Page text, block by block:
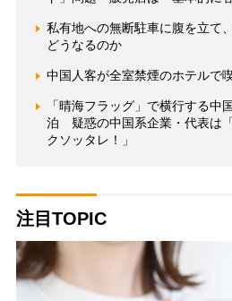
私有地への無断駐車に腹を立て
どうなるのか
中国人客が全室禁煙のホテルで
「晴海フラッグ」で横行する中
泊 疑惑の中国系企業・代表は
クソッタレ！」
注目TOPIC